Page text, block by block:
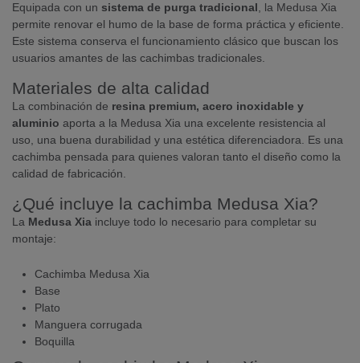
Equipada con un sistema de purga tradicional , la Medusa Xia
permite renovar el humo de la base de forma práctica y eficiente.
Este sistema conserva el funcionamiento clásico que buscan los
usuarios amantes de las cachimbas tradicionales.
Materiales de alta calidad
La combinación de resina premium, acero inoxidable y
aluminio aporta a la Medusa Xia una excelente resistencia al
uso, una buena durabilidad y una estética diferenciadora. Es una
cachimba pensada para quienes valoran tanto el diseño como la
calidad de fabricación.
¿Qué incluye la cachimba Medusa Xia?
La Medusa Xia incluye todo lo necesario para completar su
montaje:
Cachimba Medusa Xia
Base
Plato
Manguera corrugada
Boquilla